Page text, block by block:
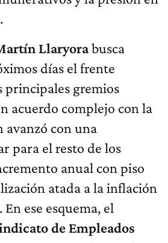
.
Llaryorabusca
días el frente
principales gremios
acuerdo complejo con la
avanzó con una
para el resto de los
anual con piso
atada a la inflación
ese esquema, el
de Empleados